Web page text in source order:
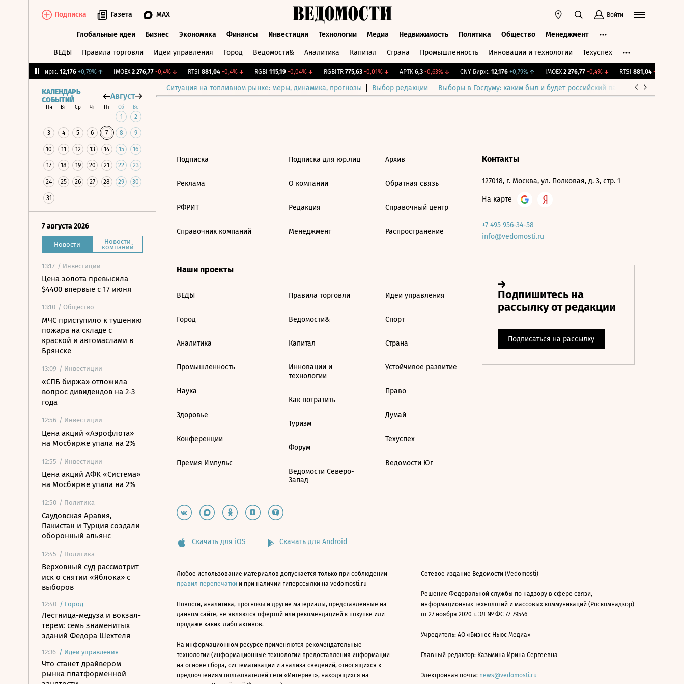
Подписка Газета MAX Войти
Глобальные идеи Бизнес Экономика Финансы Инвестиции Технологии Медиа Недвижимость Политика Общество Менеджмент
ВЕДЫ Правила торговли Идеи управления Город Ведомости& Аналитика Капитал Страна Промышленность Инновации и технологии Техуспех
CNY Бирж. 12,176 +0,79%↑ IMOEX 2 276,77 -0,4%↓ RTSI 881,04 -0,4%↓ RGBI 115,19 -0,04%↓ RGBITR 775,63 -0,01%↓ APTK 6,3 -0,63%↓ CNY Бирж. 12,176 +0,79%↑ IMOEX 2 276,77 -0,4%↓ RTSI 881,04 -0,4%
Ситуация на топливном рынке: меры, динамика, прогнозы Выбор редакции Выборы в Госдуму: каким был и будет российский парламент
КАЛЕНДАРЬ
СОБЫТИЙ
Август
Пн Вт Ср Чт Пт Сб Вс
1 2
3 4 5 6 7 8 9
10 11 12 13 14 15 16
17 18 19 20 21 22 23
24 25 26 27 28 29 30
31
7 августа 2026
Новости Новости
компаний
13:17 / Инвестиции
Цена золота превысила
$4400 впервые с 17 июня
13:10 / Общество
МЧС приступило к тушению
пожара на складе с
краской и автомаслами в
Брянске
13:09 / Инвестиции
«СПБ биржа» отложила
вопрос дивидендов на 2-3
года
12:56 / Инвестиции
Цена акций «Аэрофлота»
на Мосбирже упала на 2%
12:55 / Инвестиции
Цена акций АФК «Система»
на Мосбирже упала на 2%
12:50 / Политика
Саудовская Аравия,
Пакистан и Турция создали
оборонный альянс
12:45 / Политика
Верховный суд рассмотрит
иск о снятии «Яблока» с
выборов
12:40 / Город
Лестница-медуза и вокзал-
терем: семь знаменитых
зданий Федора Шехтеля
12:36 / Идеи управления
Что станет драйвером
рынка платформенной
Подписка
Реклама
РФРИТ
Справочник компаний
Подписка для юр.лиц
О компании
Редакция
Менеджмент
Архив
Обратная связь
Справочный центр
Распространение
Наши проекты
ВЕДЫ
Город
Аналитика
Промышленность
Наука
Здоровье
Конференции
Премия Импульс
Правила торговли
Ведомости&
Капитал
Инновации и
технологии
Как потратить
Туризм
Форум
Ведомости Северо-
Запад
Идеи управления
Спорт
Страна
Устойчивое развитие
Право
Думай
Техуспех
Ведомости Юг
Контакты
127018, г. Москва, ул. Полковая, д. 3, стр. 1
На карте
+7 495 956-34-58
info@vedomosti.ru
Скачать для iOS Скачать для Android
Любое использование материалов допускается только при соблюдении
правил перепечатки и при наличии гиперссылки на vedomosti.ru
Новости, аналитика, прогнозы и другие материалы, представленные на
данном сайте, не являются офертой или рекомендацией к покупке или
продаже каких-либо активов.
На информационном ресурсе применяются рекомендательные
технологии (информационные технологии предоставления информации
на основе сбора, систематизации и анализа сведений, относящихся к
предпочтениям пользователей сети «Интернет», находящихся на
Сетевое издание Ведомости (Vedomosti)
Решение Федеральной службы по надзору в сфере связи,
информационных технологий и массовых коммуникаций (Роскомнадзор)
от 27 ноября 2020 г. ЭЛ № ФС 77-79546
Учредитель: АО «Бизнес Ньюс Медиа»
Главный редактор: Казьмина Ирина Сергеевна
Электронная почта: news@vedomosti.ru